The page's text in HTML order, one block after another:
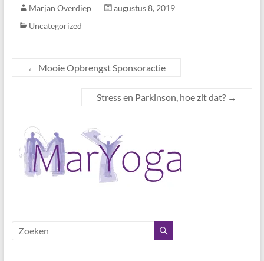
Marjan Overdiep
augustus 8, 2019
Uncategorized
← Mooie Opbrengst Sponsoractie
Stress en Parkinson, hoe zit dat? →